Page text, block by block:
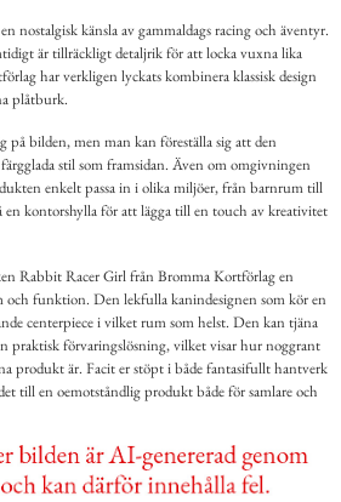
nostalgisk känsla av gammaldags racing och äventyr.
är tillräckligt detaljrik för att locka vuxna lika
har verkligen lyckats kombinera klassisk design
plåtburk.
på bilden, men man kan föreställa sig att den
stil som framsidan. Även om omgivningen
enkelt passa in i olika miljöer, från barnrum till
en kontorshylla för att lägga till en touch av kreativitet
Rabbit Racer Girl från Bromma Kortförlag en
och funktion. Den lekfulla kanindesignen som kör en
centerpiece i vilket rum som helst. Den kan tjäna
praktisk förvaringslösning, vilket visar hur noggrant
produkt är. Facit er stöpt i både fantasifullt hantverk
till en oemotståndlig produkt både för samlare och